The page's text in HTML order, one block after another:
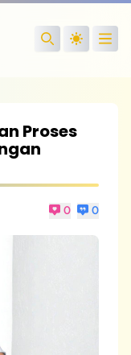
Search
Proses
0 0